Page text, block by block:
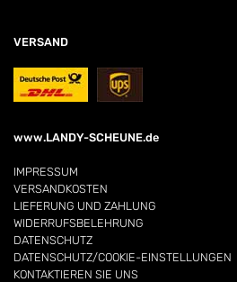
VERSAND
www.LANDY-SCHEUNE.de
IMPRESSUM
VERSANDKOSTEN
LIEFERUNG UND ZAHLUNG
WIDERRUFSBELEHRUNG
DATENSCHUTZ
DATENSCHUTZ/COOKIE-EINSTELLUNGEN
KONTAKTIEREN SIE UNS